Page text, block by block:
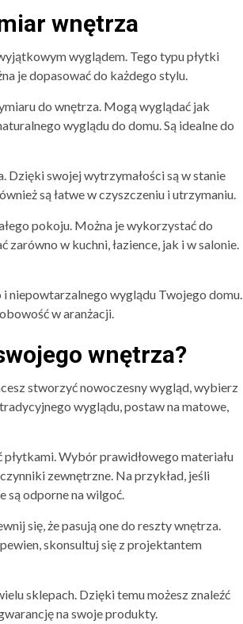
wnętrza
wyglądem. Tego typu płytki
je dopasować do każdego stylu.
do wnętrza. Mogą wyglądać jak
wyglądu do domu. Są idealne do
Dzięki swojej wytrzymałości są w stanie
są łatwe w czyszczeniu i utrzymaniu.
pokoju. Można je wykorzystać do
w kuchni, łazience, jak i w salonie.
niepowtarzalnego wyglądu Twojego domu.
w aranżacji.
wnętrza?
stworzyć nowoczesny wygląd, wybierz
wyglądu, postaw na matowe,
Wybór prawidłowego materiału
zewnętrzne. Na przykład, jeśli
są odporne na wilgoć.
się, że pasują one do reszty wnętrza.
skonsultuj się z projektantem
sklepach. Dzięki temu możesz znaleźć
na swoje produkty.